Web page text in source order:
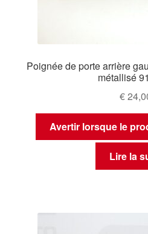
Poignée de porte arrière
métallisé
€
Avertir lorsque le
Lire la